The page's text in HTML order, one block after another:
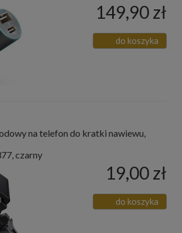
149,90 zł
do koszyka
na telefon do kratki nawiewu,
czarny
19,00 zł
do koszyka